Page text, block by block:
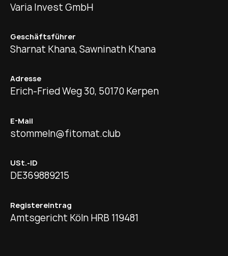
Varia Invest GmbH
Geschäftsführer
Sharnat Khana, Sawninath Khana
Adresse
Erich-Fried Weg 30, 50170 Kerpen
E-Mail
stommeln@fitomat.club
USt.-ID
DE369889215
Registereintrag
Amtsgericht Köln HRB 119481